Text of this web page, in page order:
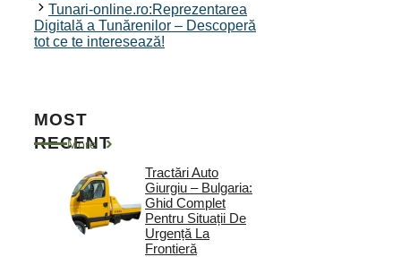
Tunari-online.ro:Reprezentarea
Digitală a Tunărenilor – Descoperă
tot ce te interesează!
MOST
RECENT
More
Tractări Auto
Giurgiu – Bulgaria:
Ghid Complet
Pentru Situații De
Urgență La
Frontieră